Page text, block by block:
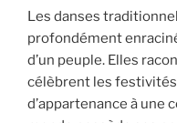
Les danses
profondément
d’un peuple. Elles
célèbrent les
d’appartenance à une